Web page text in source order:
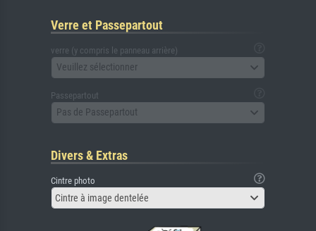
Verre et Passepartout
verre (y compris le panneau arrière)
Veuillez sélectionner
Passepartout
Pas de Passepartout
Divers & Extras
Cintre photo
Cintre à image dentelée